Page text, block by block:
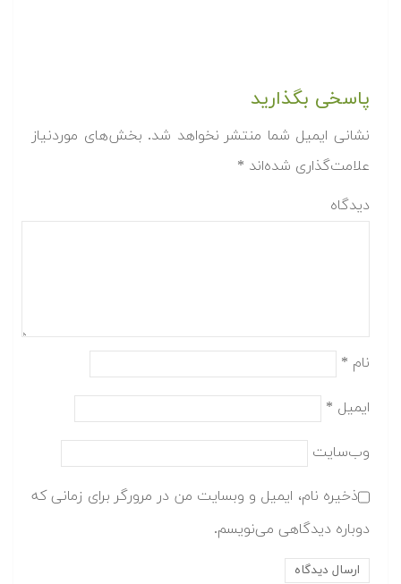
پاسخی بگذارید
نشانی ایمیل شما منتشر نخواهد شد. بخش‌های موردنیاز
علامت‌گذاری شده‌اند *
دیدگاه
نام *
ایمیل *
وب‌سایت
ذخیره نام، ایمیل و وبسایت من در مرورگر برای زمانی که
دوباره دیدگاهی می‌نویسم.